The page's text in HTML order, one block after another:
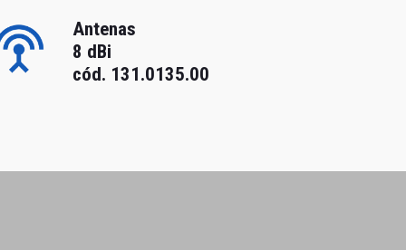
Antenas
8 dBi
cód. 131.0135.00